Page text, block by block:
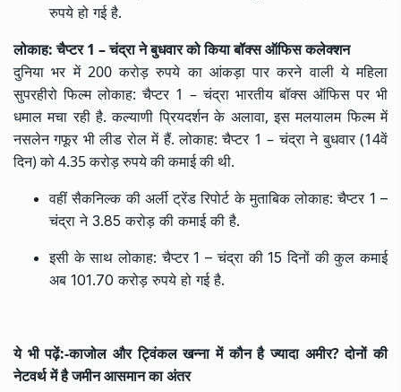
रुपये हो गई है.
लोकाह: चैप्टर 1 – चंद्रा ने बुधवार को किया बॉक्स ऑफिस कलेक्शन
दुनिया भर में 200 करोड़ रुपये का आंकड़ा पार करने वाली ये महिला
सुपरहीरो फिल्म लोकाह: चैप्टर 1 – चंद्रा भारतीय बॉक्स ऑफिस पर भी
धमाल मचा रही है. कल्याणी प्रियदर्शन के अलावा, इस मलयालम फिल्म में
नसलेन गफूर भी लीड रोल में हैं. लोकाह: चैप्टर 1 – चंद्रा ने बुधवार (14वें
दिन) को 4.35 करोड़ रुपये की कमाई की थी.
वहीं सैकनिल्क की अर्ली ट्रेंड रिपोर्ट के मुताबिक लोकाह: चैप्टर 1 –
चंद्रा ने 3.85 करोड़ की कमाई की है.
इसी के साथ लोकाह: चैप्टर 1 – चंद्रा की 15 दिनों की कुल कमाई
अब 101.70 करोड़ रुपये हो गई है.
ये भी पढ़ें:-काजोल और ट्विंकल खन्ना में कौन है ज्यादा अमीर? दोनों की
नेटवर्थ में है जमीन आसमान का अंतर